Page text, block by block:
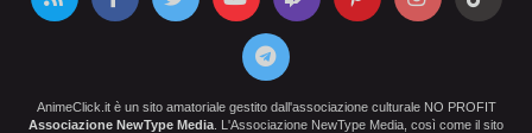
AnimeClick.it è un sito amatoriale gestito dall'associazione culturale NO PROFIT
Associazione NewType Media . L'Associazione NewType Media, così come il sito